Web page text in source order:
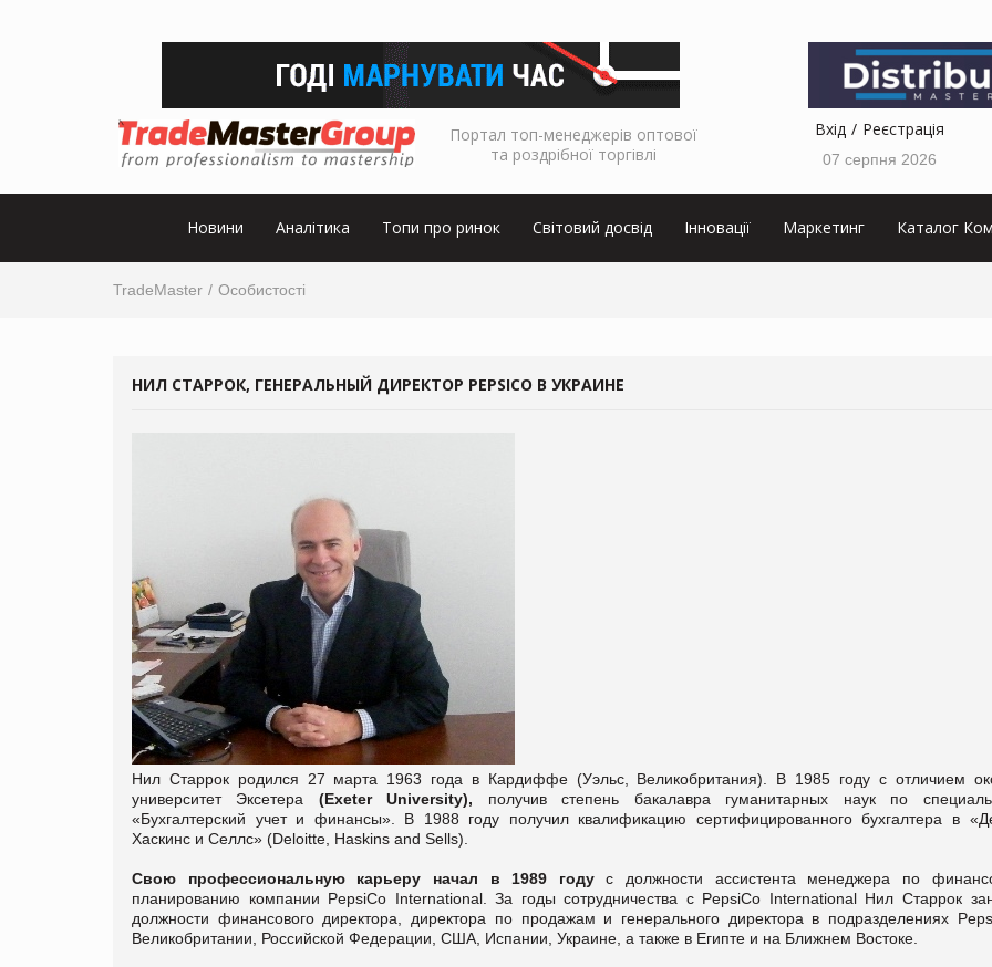
Портал топ-менеджерів оптової
та роздрібної торгівлі
Вхід Реєстрація
07 серпня 2026
Новини Аналітика Топи про ринок Світовий досвід Інновації Маркетинг Каталог
TradeMaster Особистості
НИЛ СТАРРОК, ГЕНЕРАЛЬНЫЙ ДИРЕКТОР PEPSICO В УКРАИНЕ
Нил Старрок родился 27 марта 1963 года в Кардиффе (Уэльс, Великобритания). В 1985 году с отличием
университет Эксетера (ExeterUniversity), получив степень бакалавра гуманитарных наук по
«Бухгалтерский учет и финансы». В 1988 году получил квалификацию сертифицированного бухгалтера в
Хаскинс и Селлс» (Deloitte, Haskins and Sells).
Свою профессиональную карьеру начал в 1989 годус должности ассистента менеджера по
планированию компании PepsiCo International. За годы сотрудничества с PepsiCo International Нил Старрок
должности финансового директора, директора по продажам и генерального директора в подразделениях
Великобритании, Российской Федерации, США, Испании, Украине, а также в Египте и на Ближнем Востоке.